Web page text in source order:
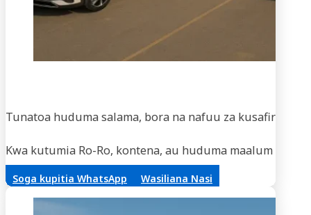
Tunatoa huduma salama, bora na nafuu za kusafirisha
Kwa kutumia Ro-Ro, kontena, au huduma maalum za
Soga kupitia WhatsApp Wasiliana Nasi